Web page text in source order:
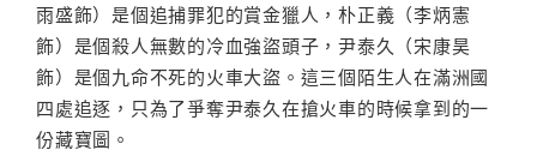
雨盛飾）是個追捕罪犯的賞金獵人，朴正義（李炳憲
飾）是個殺人無數的冷血強盜頭子，尹泰久（宋康昊
飾）是個九命不死的火車大盜。這三個陌生人在滿洲國
四處追逐，只為了爭奪尹泰久在搶火車的時候拿到的一
份藏寶圖。